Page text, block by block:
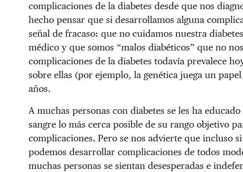
complicaciones de la diabetes desde que nos
hecho pensar que si desarrollamos alguna
señal de fracaso: que no cuidamos nuestra
médico y que somos “malos diabéticos” que no
complicaciones de la diabetes todavía prevalece
sobre ellas (por ejemplo, la genética juega un
años.
A muchas personas con diabetes se les ha
sangre lo más cerca posible de su rango objetivo
complicaciones. Pero se nos advierte que incluso
podemos desarrollar complicaciones de todos
muchas personas se sientan desesperadas e